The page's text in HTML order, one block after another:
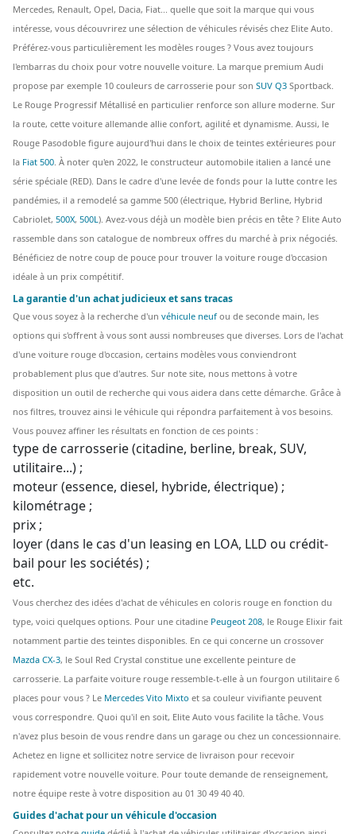
Mercedes, Renault, Opel, Dacia, Fiat... quelle que soit la marque qui vous
intéresse, vous découvrirez une sélection de véhicules révisés chez Elite Auto.
Préférez-vous particulièrement les modèles rouges ? Vous avez toujours
l'embarras du choix pour votre nouvelle voiture. La marque premium Audi
propose par exemple 10 couleurs de carrosserie pour son SUV Q3 Sportback.
Le Rouge Progressif Métallisé en particulier renforce son allure moderne. Sur
la route, cette voiture allemande allie confort, agilité et dynamisme. Aussi, le
Rouge Pasodoble figure aujourd'hui dans le choix de teintes extérieures pour
la Fiat 500. À noter qu'en 2022, le constructeur automobile italien a lancé une
série spéciale (RED). Dans le cadre d'une levée de fonds pour la lutte contre les
pandémies, il a remodelé sa gamme 500 (électrique, Hybrid Berline, Hybrid
Cabriolet, 500X, 500L). Avez-vous déjà un modèle bien précis en tête ? Elite Auto
rassemble dans son catalogue de nombreux offres du marché à prix négociés.
Bénéficiez de notre coup de pouce pour trouver la voiture rouge d'occasion
idéale à un prix compétitif.
La garantie d'un achat judicieux et sans tracas
Que vous soyez à la recherche d'un véhicule neufou de seconde main, les
options qui s'offrent à vous sont aussi nombreuses que diverses. Lors de l'achat
d'une voiture rouge d'occasion, certains modèles vous conviendront
probablement plus que d'autres. Sur note site, nous mettons à votre
disposition un outil de recherche qui vous aidera dans cette démarche. Grâce à
nos filtres, trouvez ainsi le véhicule qui répondra parfaitement à vos besoins.
Vous pouvez affiner les résultats en fonction de ces points :
type de carrosserie (citadine, berline, break, SUV,
utilitaire...) ;
moteur (essence, diesel, hybride, électrique) ;
kilométrage ;
prix ;
loyer (dans le cas d'un leasing en LOA, LLD ou crédit-
bail pour les sociétés) ;
etc.
Vous cherchez des idées d'achat de véhicules en coloris rouge en fonction du
type, voici quelques options. Pour une citadine Peugeot 208, le Rouge Elixir fait
notamment partie des teintes disponibles. En ce qui concerne un crossover
Mazda CX-3, le Soul Red Crystal constitue une excellente peinture de
carrosserie. La parfaite voiture rouge ressemble-t-elle à un fourgon utilitaire 6
places pour vous ? Le Mercedes Vito Mixto et sa couleur vivifiante peuvent
vous correspondre. Quoi qu'il en soit, Elite Auto vous facilite la tâche. Vous
n'avez plus besoin de vous rendre dans un garage ou chez un concessionnaire.
Achetez en ligne et sollicitez notre service de livraison pour recevoir
rapidement votre nouvelle voiture. Pour toute demande de renseignement,
notre équipe reste à votre disposition au 01 30 49 40 40.
Guides d'achat pour un véhicule d'occasion